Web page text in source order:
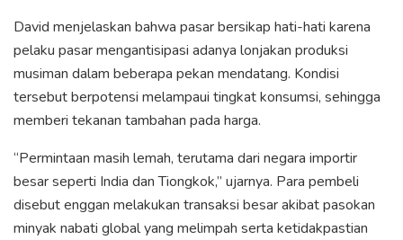
David menjelaskan bahwa pasar bersikap hati-hati karena
pelaku pasar mengantisipasi adanya lonjakan produksi
musiman dalam beberapa pekan mendatang. Kondisi
tersebut berpotensi melampaui tingkat konsumsi, sehingga
memberi tekanan tambahan pada harga.
“Permintaan masih lemah, terutama dari negara importir
besar seperti India dan Tiongkok,” ujarnya. Para pembeli
disebut enggan melakukan transaksi besar akibat pasokan
minyak nabati global yang melimpah serta ketidakpastian